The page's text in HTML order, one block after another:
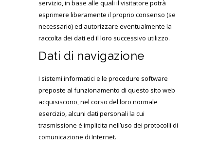
servizio, in base alle quali il visitatore potrà
esprimere liberamente il proprio consenso (se
necessario) ed autorizzare eventualmente la
raccolta dei dati ed il loro successivo utilizzo.
Dati di navigazione
I sistemi informatici e le procedure software
preposte al funzionamento di questo sito web
acquisiscono, nel corso del loro normale
esercizio, alcuni dati personali la cui
trasmissione è implicita nell’uso dei protocolli di
comunicazione di Internet.